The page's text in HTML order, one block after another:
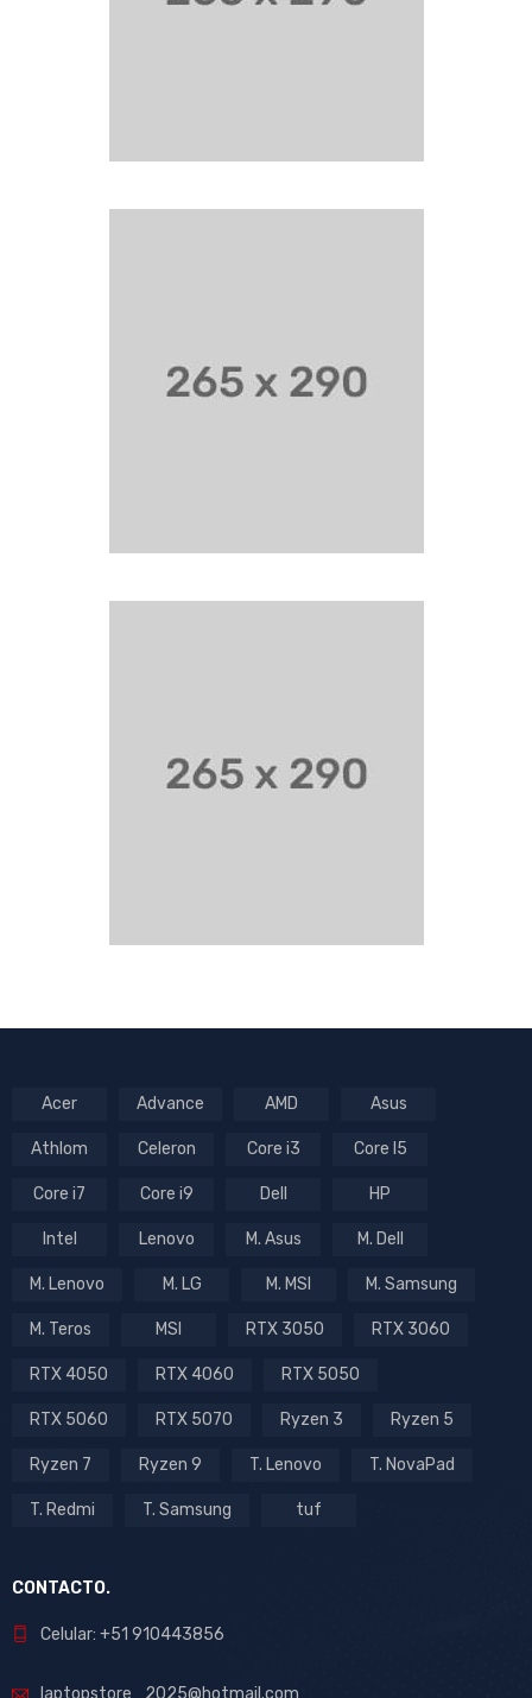
Acer Advance AMD Asus
Athlom Celeron Core i3 Core I5
Core i7 Core i9 Dell HP
Intel Lenovo M. Asus M. Dell
M. Lenovo M. LG M. MSI M. Samsung
M. Teros MSI RTX 3050 RTX 3060
RTX 4050 RTX 4060 RTX 5050
RTX 5060 RTX 5070 Ryzen 3 Ryzen 5
Ryzen 7 Ryzen 9 T. Lenovo T. NovaPad
T. Redmi T. Samsung tuf
CONTACTO.
Celular: +51 910443856
laptopstore_2025@hotmail.com